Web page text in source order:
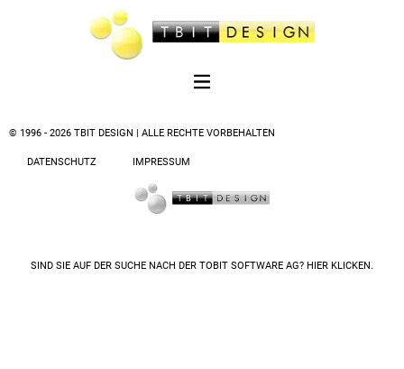
© 1996 - 2026 TBIT DESIGN | ALLE RECHTE VORBEHALTEN
DATENSCHUTZ IMPRESSUM
SIND SIE AUF DER SUCHE NACH DER TOBIT SOFTWARE AG? HIER KLICKEN.